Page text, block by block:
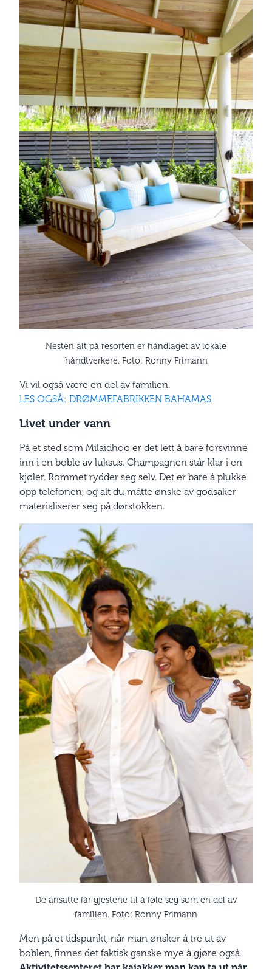
Nesten alt på resorten er håndlaget av lokale
håndtverkere. Foto: Ronny Frimann
Vi vil også være en del av familien.
LES OGSÅ: DRØMMEFABRIKKEN BAHAMAS
Livet under vann
På et sted som Milaidhoo er det lett å bare forsvinne
inn i en boble av luksus. Champagnen står klar i en
kjøler. Rommet rydder seg selv. Det er bare å plukke
opp telefonen, og alt du måtte ønske av godsaker
materialiserer seg på dørstokken.
De ansatte får gjestene til å føle seg som en del av
familien. Foto: Ronny Frimann
Men på et tidspunkt, når man ønsker å tre ut av
boblen, finnes det faktisk ganske mye å gjøre også.